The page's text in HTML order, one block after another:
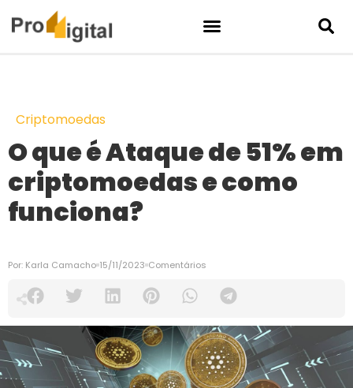
Criptomoedas
O que é Ataque de 51% em
criptomoedas e como
funciona?
Por: Karla Camacho 15/11/2023 Comentários